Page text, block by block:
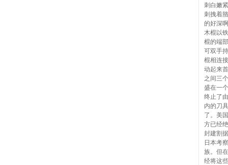
刺白嫩
刺拽着
的好深
木棍以
棍的端
可双手
棍相连
动起来
之间三
盛在一
终止了
内的刀
了。美
方已经
封建割
日本考
族。但
经将这